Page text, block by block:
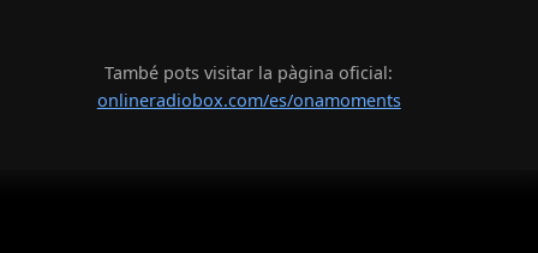
També pots visitar la pàgina oficial:
onlineradiobox.com/es/onamoments